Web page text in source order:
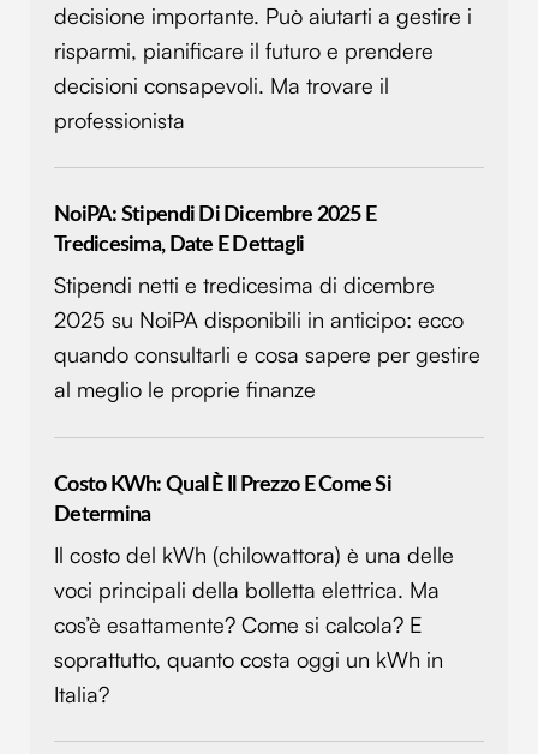
decisione importante. Può aiutarti a gestire i
risparmi, pianificare il futuro e prendere
decisioni consapevoli. Ma trovare il
professionista
NoiPA: Stipendi Di Dicembre 2025 E
Tredicesima, Date E Dettagli
Stipendi netti e tredicesima di dicembre
2025 su NoiPA disponibili in anticipo: ecco
quando consultarli e cosa sapere per gestire
al meglio le proprie finanze
Costo KWh: Qual È Il Prezzo E Come Si
Determina
Il costo del kWh (chilowattora) è una delle
voci principali della bolletta elettrica. Ma
cos’è esattamente? Come si calcola? E
soprattutto, quanto costa oggi un kWh in
Italia?